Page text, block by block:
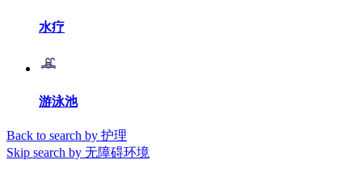
水疗
游泳池
Back to search by 护理
Skip search by 无障碍环境